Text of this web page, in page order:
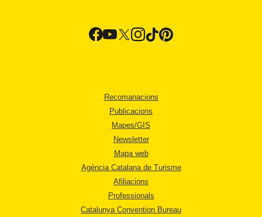
Recomanacions
Publicacions
Mapes/GIS
Newsletter
Mapa web
Agència Catalana de Turisme
Afiliacions
Professionals
Catalunya Convention Bureau